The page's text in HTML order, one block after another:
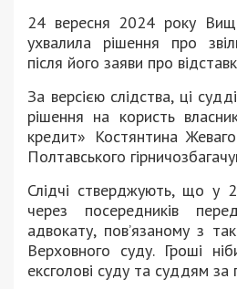
24 вересня 2024 року
ухвалила рішення про
після його заяви про
За версією слідства, ці
рішення на користь
кредит» Костянтина
Полтавського
Слідчі стверджують, що у
через посередників
адвокату, пов’язаному з
Верховного суду. Гроші
ексголові суду та суддям за